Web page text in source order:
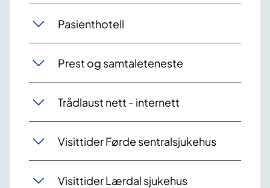
Pasienthotell
Prest og samtaleteneste
Trådlaust nett - internett
Visittider Førde sentralsjukehus
Visittider Lærdal sjukehus